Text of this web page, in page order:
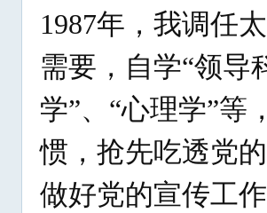
1987年，我调任
需要，自学“领导
学”、“心理学”等
惯，抢先吃透党
做好党的宣传工